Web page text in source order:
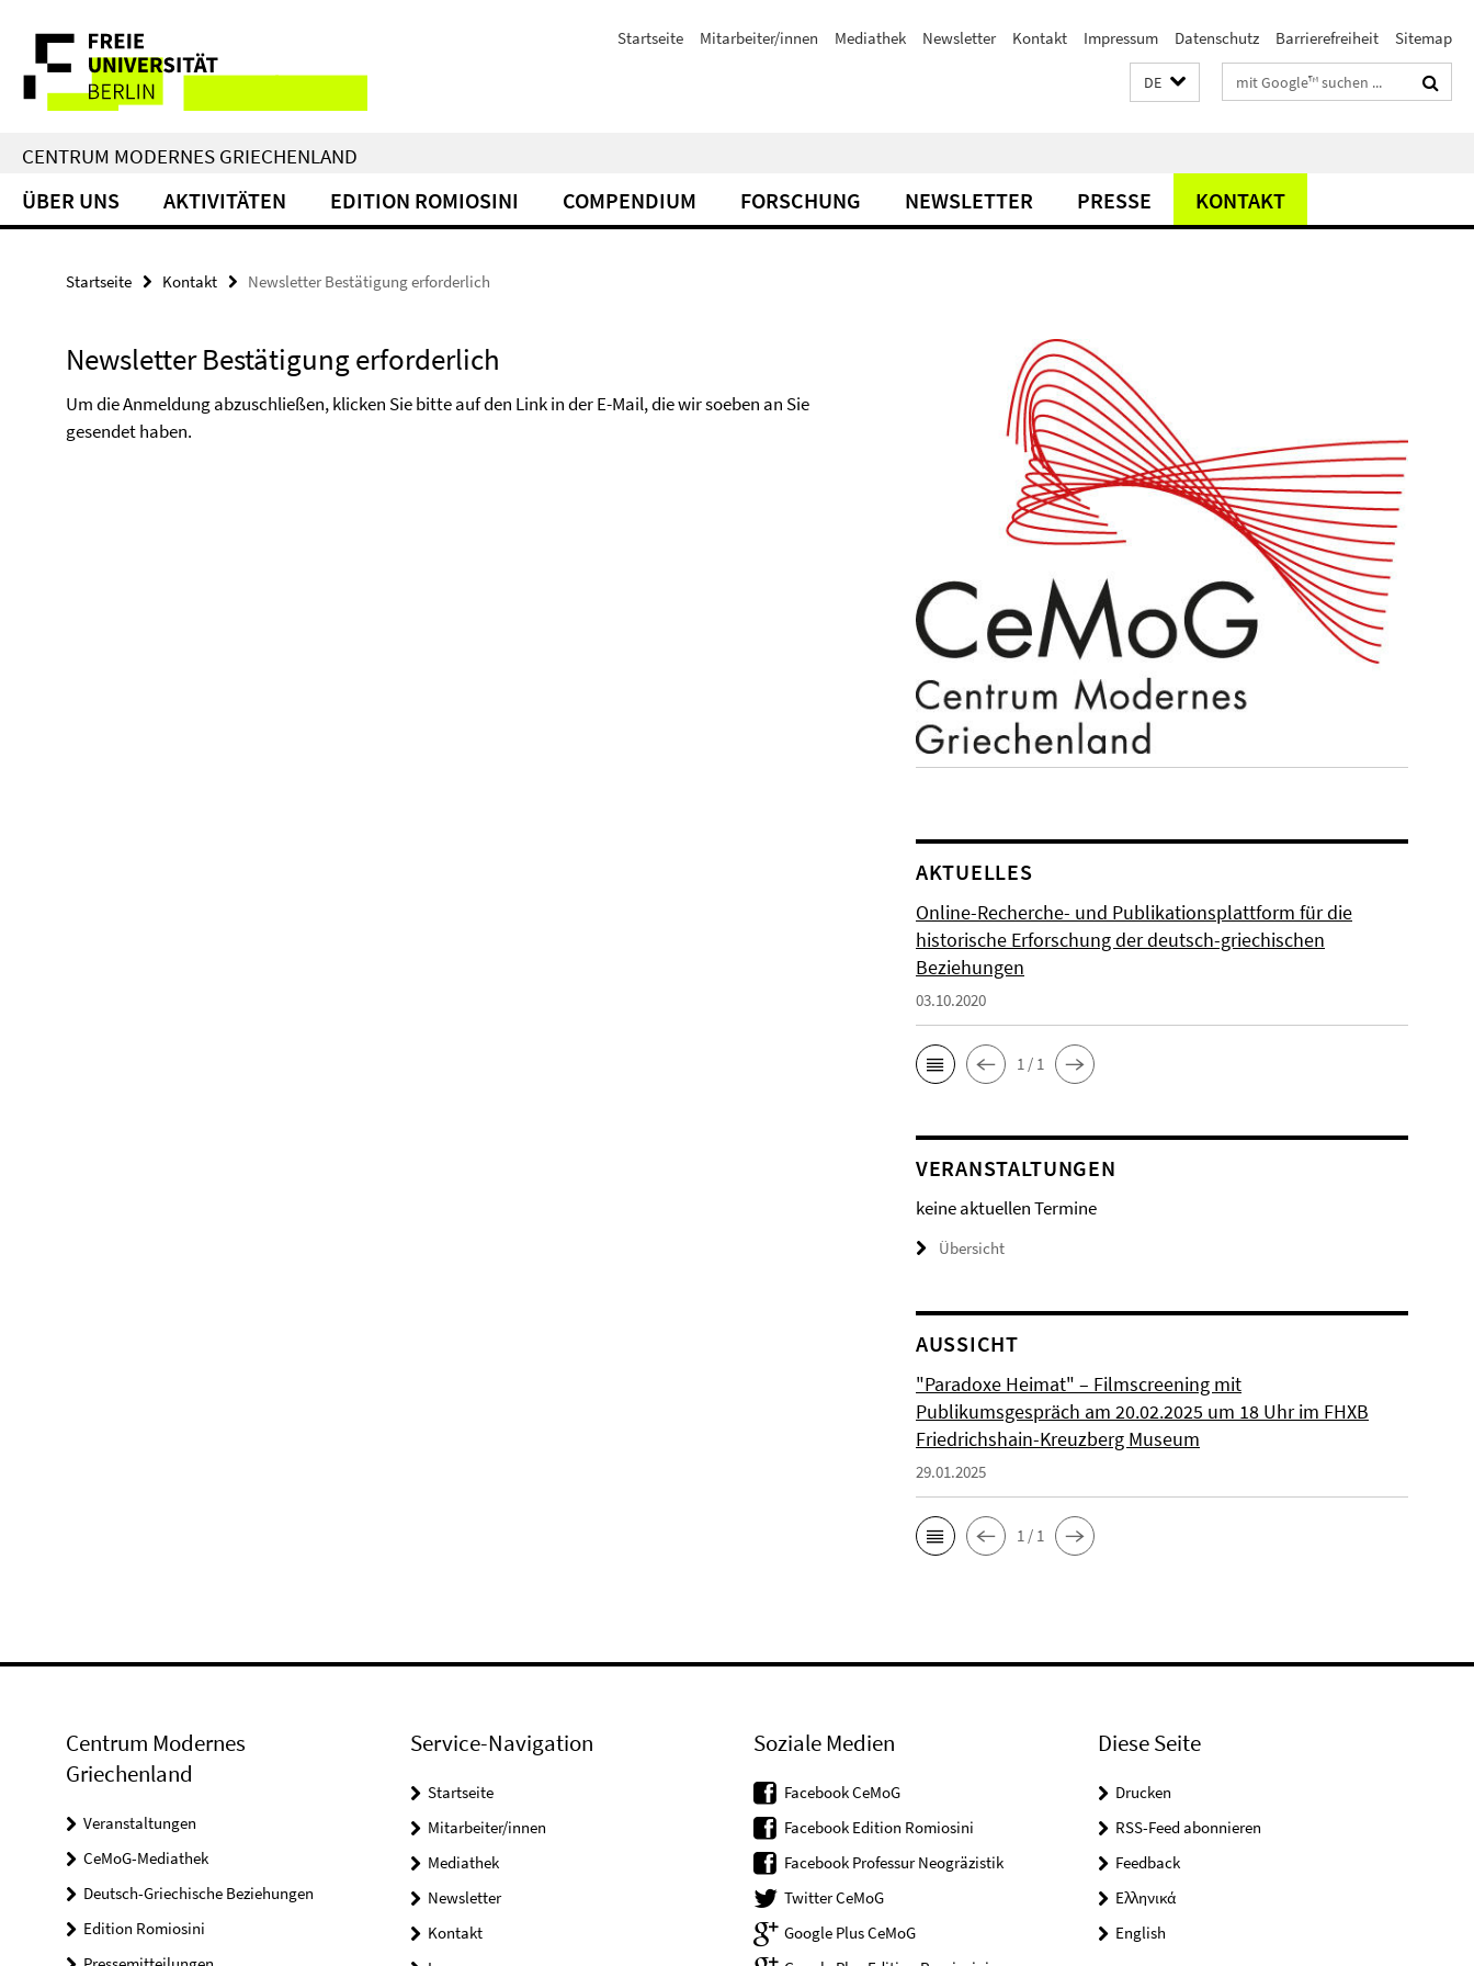
direkt
Inhalt
Service-
Navigation
Startseite Mitarbeiter/innen Mediathek Newsletter Kontakt Impressum Datenschutz Barrierefreiheit Sitemap
DE Suchbegriffe
CENTRUM MODERNES GRIECHENLAND
ÜBER UNS AKTIVITÄTEN EDITION ROMIOSINI COMPENDIUM FORSCHUNG NEWSLETTER PRESSE KONTAKT
Startseite Kontakt Newsletter Bestätigung erforderlich
Newsletter Bestätigung erforderlich
Um die Anmeldung abzuschließen, klicken Sie bitte auf den Link in der E-Mail, die wir soeben an Sie
gesendet haben.
AKTUELLES
Online-Recherche- und Publikationsplattform für die
historische Erforschung der deutsch-griechischen
Beziehungen
03.10.2020
1 / 1
VERANSTALTUNGEN
keine aktuellen Termine
Übersicht
AUSSICHT
"Paradoxe Heimat" – Filmscreening mit
Publikumsgespräch am 20.02.2025 um 18 Uhr im FHXB
Friedrichshain-Kreuzberg Museum
29.01.2025
1 / 1
Centrum Modernes
Griechenland
Veranstaltungen
CeMoG-Mediathek
Deutsch-Griechische Beziehungen
Edition Romiosini
Service-Navigation
Startseite
Mitarbeiter/innen
Mediathek
Newsletter
Kontakt
Soziale Medien
Facebook CeMoG
Facebook Edition Romiosini
Facebook Professur Neogräzistik
Twitter CeMoG
Google Plus CeMoG
Diese Seite
Drucken
RSS-Feed abonnieren
Feedback
Ελληνικά
English